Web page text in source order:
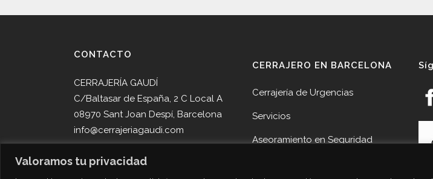
Valoramos tu privacidad
CONTACTO
CERRAJERÍA GAUDÍ
C/Baltasar de España, 2 C Local A
08970 Sant Joan Despí, Barcelona
info@cerrajeriagaudi.com
Tel. 93 013 05 58
CERRAJERO EN BARCELONA
Cerrajería de Urgencias
Servicios
Aseoramiento en Seguridad